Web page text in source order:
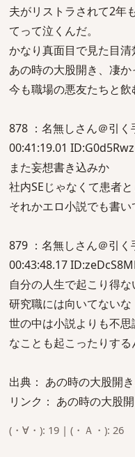
夫がリストラされて2年
てって泣くんだ。
かなり真面目で見た目
あの時の大股開き、凄
今も職場の悪友たちと飲
878 ：名無しさん＠引
00:41:19.01
また妄想書き込みか
社内SEじゃなくて患者
それかエロ小説でも書い
879 ：名無しさん＠引
00:43:48.17
自分の人生で起こり得
研究職には向いてないな
世の中は小説よりも不
なことも起こったりする
出典： あの時の大股開
リンク： あの時の大股
(・∀・): 19 | (・Ａ・): 26